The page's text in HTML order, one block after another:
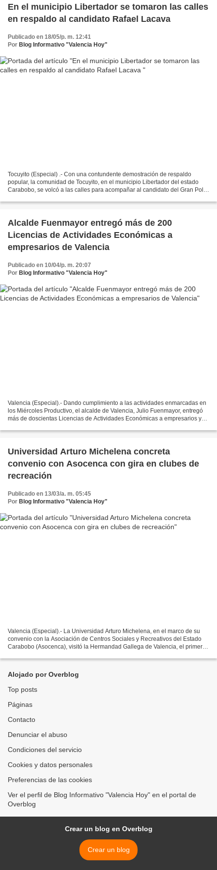
En el municipio Libertador se tomaron las calles
en respaldo al candidato Rafael Lacava
Publicado en 18/05/p. m. 12:41
Por Blog Informativo "Valencia Hoy"
Tocuyito (Especial) .- Con una contundente demostración de respaldo
popular, la comunidad de Tocuyito, en el municipio Libertador del estado
Carabobo, se volcó a las calles para acompañar al candidato del Gran Polo
Alcalde Fuenmayor entregó más de 200
Licencias de Actividades Económicas a
empresarios de Valencia
Publicado en 10/04/p. m. 20:07
Por Blog Informativo "Valencia Hoy"
Valencia (Especial).- Dando cumplimiento a las actividades enmarcadas en
los Miércoles Productivo, el alcalde de Valencia, Julio Fuenmayor, entregó
más de doscientas Licencias de Actividades Económicas a empresarios y
Universidad Arturo Michelena concreta
convenio con Asocenca con gira en clubes de
recreación
Publicado en 13/03/a. m. 05:45
Por Blog Informativo "Valencia Hoy"
Valencia (Especial).- La Universidad Arturo Michelena, en el marco de su
convenio con la Asociación de Centros Sociales y Recreativos del Estado
Carabobo (Asocenca), visitó la Hermandad Gallega de Valencia, el primero
Alojado por Overblog
Top posts
Páginas
Contacto
Denunciar el abuso
Condiciones del servicio
Cookies y datos personales
Preferencias de las cookies
Ver el perfil de Blog Informativo "Valencia Hoy" en el portal de
Overblog
Crear un blog en Overblog
Crear un blog